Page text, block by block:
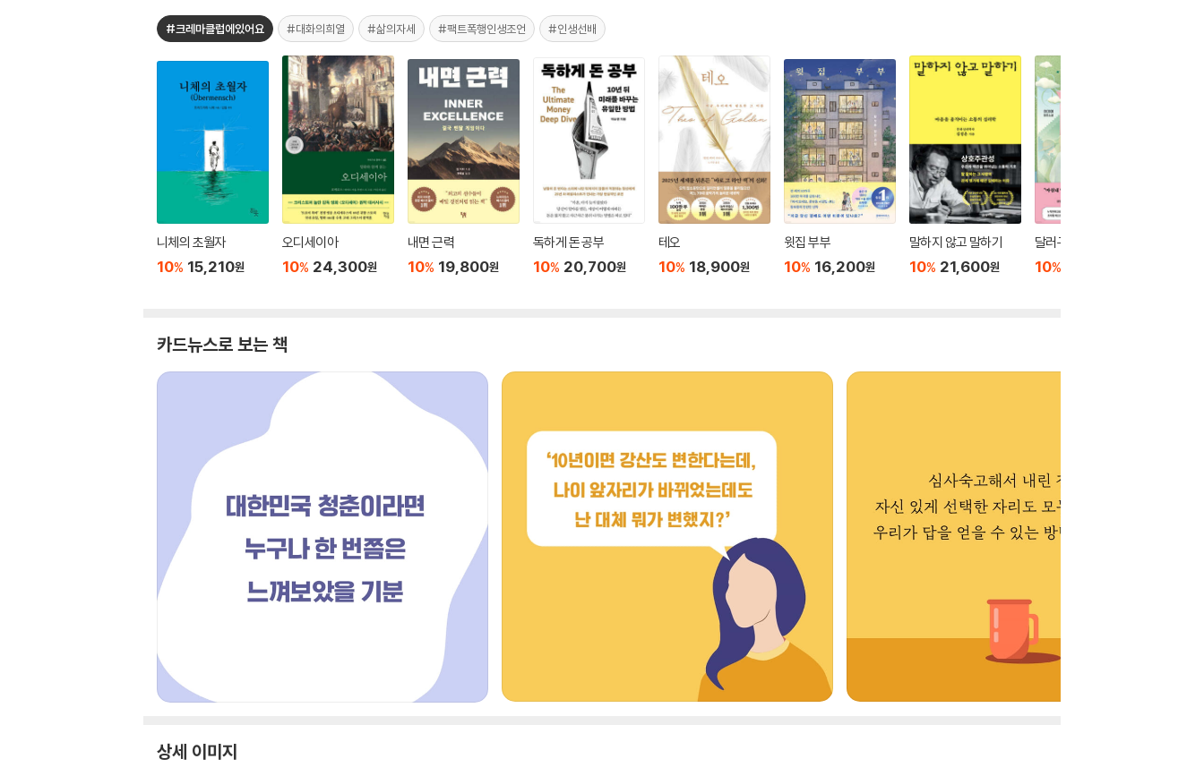
#크레마클럽에있어요 #대화의희열 #삶의자세 #팩트폭행인생조언 #인생선배
니체의 초월자
10% 15,210원
오디세이아
10% 24,300원
내면 근력
10% 19,800원
독하게 돈 공부
10% 20,700원
테오
10% 18,900원
윗집 부부
10% 16,200원
말하지 않고 말하기
10% 21,600원
달러구트 꿈 백화점 0
10%
카드뉴스로 보는 책
상세 이미지